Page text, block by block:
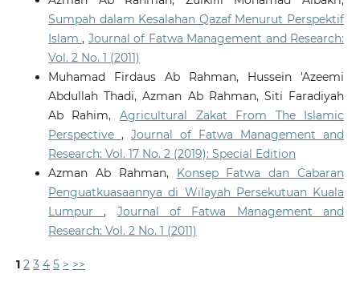
Sumpah dalam Kesalahan Qazaf Menurut Perspektif
Islam, Journal of Fatwa Management and Research:
Vol. 2 No. 1 (2011)
Muhamad Firdaus Ab Rahman, Hussein 'Azeemi
Abdullah Thadi, Azman Ab Rahman, Siti Faradiyah
Ab Rahim, Agricultural Zakat From The Islamic
Perspective , Journal of Fatwa Management and
Research: Vol. 17 No. 2 (2019): Special Edition
Azman Ab Rahman, Konsep Fatwa dan Cabaran
Penguatkuasaannya di Wilayah Persekutuan Kuala
Lumpur, Journal of Fatwa Management and
Research: Vol. 2 No. 1 (2011)
1 2 3 4 5 > >>